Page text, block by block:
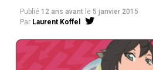
Publié 12 ans avant le 5 janvier 2015
Par Laurent Koffel